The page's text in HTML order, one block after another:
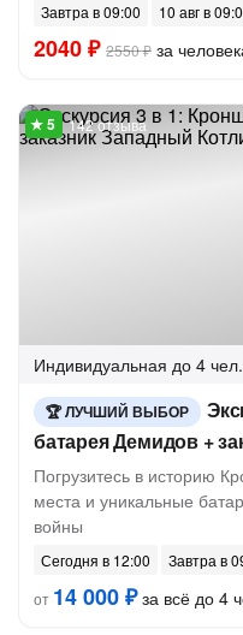
Завтра в 09:00 10 авг в
2040 ₽ 2550 ₽ за
142 отзыва
Индивидуальная до 4 чел.
ЛУЧШИЙ ВЫБОР
батарея Демидов +
Погрузитесь в историю
места и уникальные
войны
Сегодня в 12:00
Завтра в
от 14 000 ₽за всё до 4